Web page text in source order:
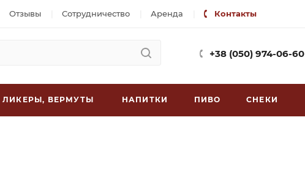
Отзывы Сотрудничество Аренда Контакты
+38 (050) 974-06-60
ЛИКЕРЫ, ВЕРМУТЫ НАПИТКИ ПИВО СНЕКИ